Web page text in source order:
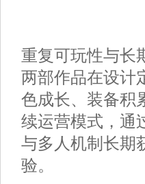
重复可玩性与长
两部作品在设计
色成长、装备积
续运营模式，通
与多人机制长期
验。